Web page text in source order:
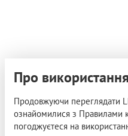
Про
Продовжуючи переглядати
ознайомилися з Правилами
погоджуєтеся на